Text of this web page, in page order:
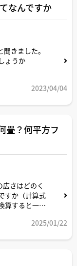
なんですか
きました。
ょうか
2023/04/04
畳？何平方フ
さはどのく
すか（計算式
算すると一辺
2025/01/22